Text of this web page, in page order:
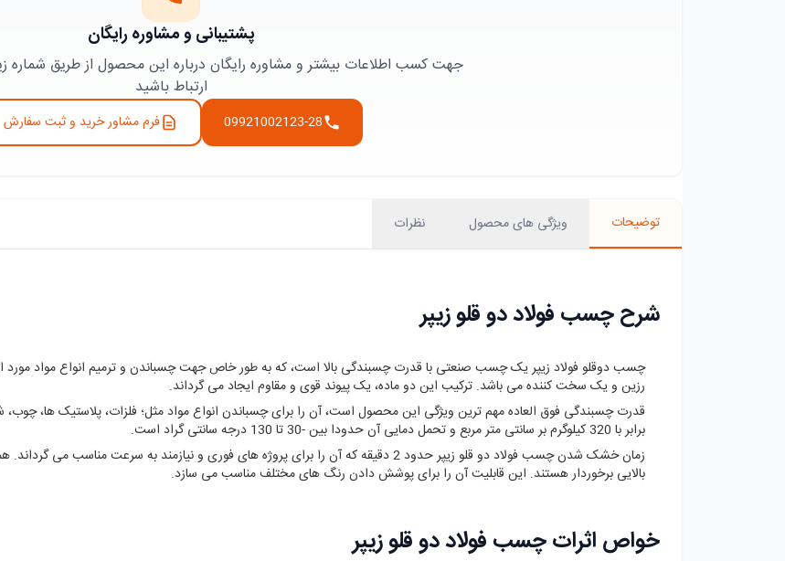
پشتیبانی و مشاوره رایگان
جهت کسب اطلاعات بیشتر و مشاوره رایگان درباره این محصول از طریق شماره
ارتباط باشید
09921002123-28 فرم مشاور خرید و ثبت سفارش
توضیحات ویژگی های محصول نظرات
شرح چسب فولاد دو قلو زیپر
چسب دوقلو فولاد زیپر یک چسب صنعتی با قدرت چسبندگی بالا است، که به ‌طور خاص جهت چسباندن و ترمیم انواع مواد مورد
رزین و یک سخت ‌کننده می باشد. ترکیب این دو ماده، یک پیوند قوی و مقاوم ایجاد می‌ گرداند.
قدرت چسبندگی فوق ‌العاده مهم ترین ویژگی این محصول است، آن را برای چسباندن انواع مواد مثل؛ فلزات، پلاستیک
برابر با 320 کیلوگرم بر سانتی ‌متر مربع و تحمل دمایی آن حدودا بین -30 تا 130 درجه سانتی‌ گراد است.
زمان خشک شدن چسب فولاد دو قلو زیپر حدود 2 دقیقه که آن را برای پروژه‌ های فوری و نیازمند به
بالایی برخوردار هستند. این قابلیت آن را برای پوشش دادن رنگ های مختلف مناسب می سازد‌.
خواص اثرات چسب فولاد دو قلو زیپر